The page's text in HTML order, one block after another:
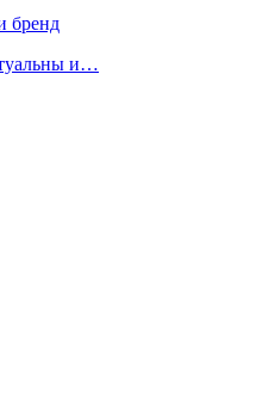
бренд
и…